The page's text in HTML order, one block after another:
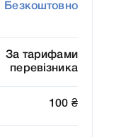
Безкоштовно
За тарифами
перевізника
100 ₴